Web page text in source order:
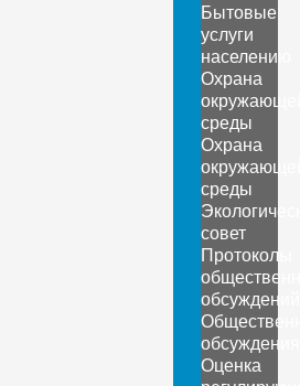
Бытовые
услуги
населению
Охрана
среды
Охрана
среды
совет
Протоколы
обсуждений
обсуждения
Оценка